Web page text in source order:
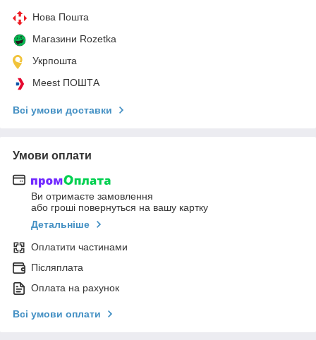
Нова Пошта
Магазини Rozetka
Укрпошта
Meest ПОШТА
Всі умови доставки
Умови оплати
Ви отримаєте замовлення
або гроші повернуться на вашу картку
Детальніше
Оплатити частинами
Післяплата
Оплата на рахунок
Всі умови оплати